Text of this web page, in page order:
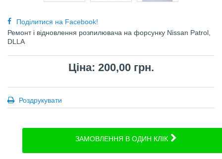
Поділитися на Facebook!
Ремонт і відновлення розпилювача на форсунку Nissan Patrol,
DLLA
Ціна: 200,00 грн.
Роздрукувати
ЗАМОВЛЕННЯ В ОДИН КЛІК